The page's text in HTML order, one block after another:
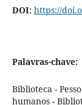
DOI: https://
Palavras-chave:
Biblioteca -
humanos -